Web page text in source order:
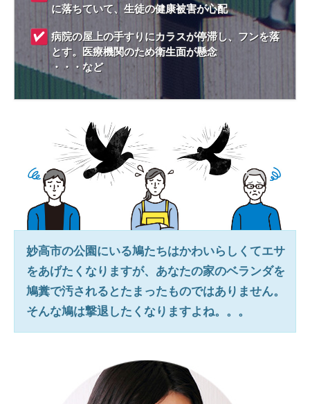
に落ちていて、生徒の健康被害が心配
病院の屋上の手すりにカラスが停滞し、フンを落
とす。医療機関のため衛生面が懸念
・・・など
妙高市の公園にいる鳩たちはかわいらしくてエサ
をあげたくなりますが、あなたの家のベランダを
鳩糞で汚されるとたまったものではありません。
そんな鳩は撃退したくなりますよね。。。